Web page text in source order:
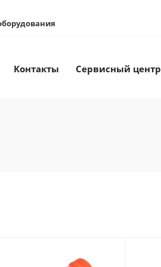
Контакты Сервисный центр